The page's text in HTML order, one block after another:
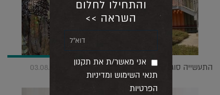
התעשייה סוגרת מעגל לעיצוב עתיד טוב יותר | 03.08.2021
והתחילו לחלום
השראה >>
אני מאשר/ת את תקנון
תנאי השימוש ומדיניות
הפרטיות